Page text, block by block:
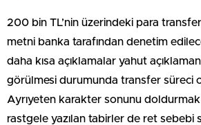
200 bin TL’nin üzerindeki para
metni banka tarafından denetim
daha kısa açıklamalar yahut
görülmesi durumunda transfer süreci
Ayrıyeten karakter sonunu doldurmak
rastgele yazılan tabirler de ret sebebi